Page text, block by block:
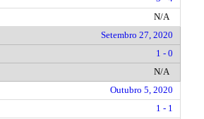
N/A
Setembro 27, 2020
1 - 0
N/A
Outubro 5, 2020
1 - 1